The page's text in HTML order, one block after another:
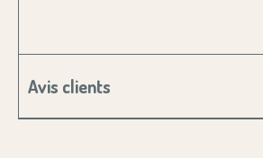
Avis clients